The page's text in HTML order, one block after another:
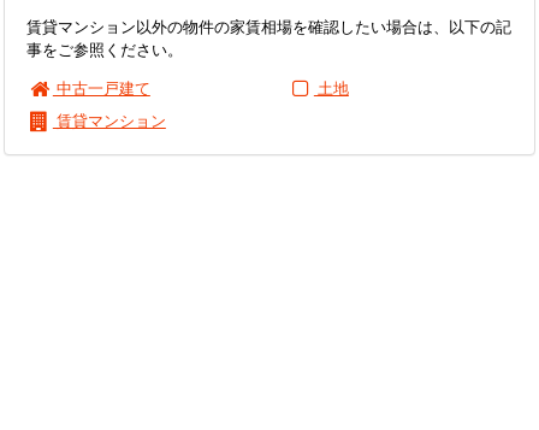
賃貸マンション以外の物件の家賃相場を確認したい場合は、以下の記
事をご参照ください。
中古一戸建て
土地
賃貸マンション